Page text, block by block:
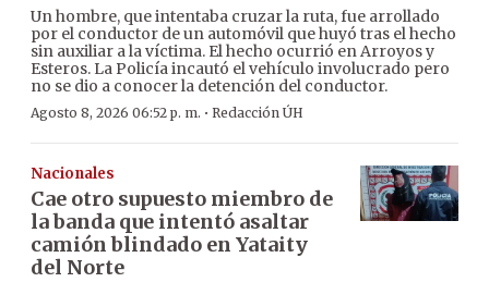
Un hombre, que intentaba cruzar la ruta, fue arrollado
por el conductor de un automóvil que huyó tras el hecho
sin auxiliar a la víctima. El hecho ocurrió en Arroyos y
Esteros. La Policía incautó el vehículo involucrado pero
no se dio a conocer la detención del conductor.
Agosto 8, 2026 06:52 p. m. · Redacción ÚH
Nacionales
Cae otro supuesto miembro de
la banda que intentó asaltar
camión blindado en Yataity
del Norte